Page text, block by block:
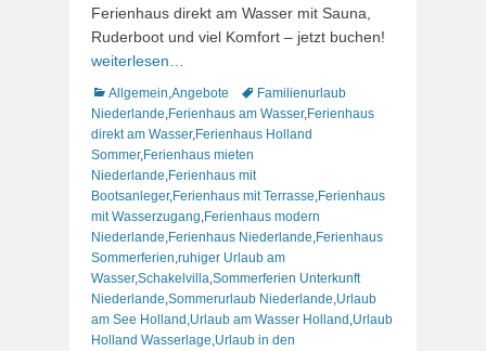
Ferienhaus direkt am Wasser mit Sauna,
Ruderboot und viel Komfort – jetzt buchen!
weiterlesen…
Kategorien
Allgemein Angebote Schlagworte
Familienurlaub
Niederlande Ferienhaus am Wasser, Ferienhaus
direkt am Wasser, Ferienhaus Holland
Sommer, Ferienhaus mieten
Niederlande Ferienhaus mit
Bootsanleger, Ferienhaus mit Terrasse Ferienhaus
mit Wasserzugang Ferienhaus modern
Niederlande Ferienhaus Niederlande Ferienhaus
Sommerferien ruhiger Urlaub am
Wasser,Schakelvilla Sommerferien Unterkunft
Niederlande Sommerurlaub Niederlande Urlaub
am See Holland Urlaub am Wasser Holland Urlaub
Holland Wasserlage Urlaub in den